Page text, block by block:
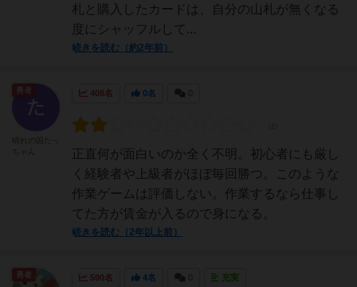
札と購入したカードは、自分の山札が無くなる
度にシャッフルして...
続きを読む（約2年前）
408名 0名
正直何が面白いのか全く不明。初心者にも厳し
く経験者や上級者がほぼ毎回勝つ。このような
作業ゲームは評価しない。作業するなら仕事し
てた方が賃金が入るので身になる。
続きを読む（2年以上前）
590名 4名 充実